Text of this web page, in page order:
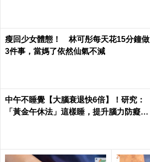
瘦回少女體態！ 林可彤每天花15分鐘做
3件事，當媽了依然仙氣不減
中午不睡覺【大腦衰退快6倍】！研究：
「黃金午休法」這樣睡，提升腦力防癡